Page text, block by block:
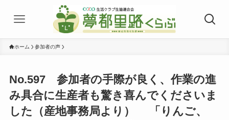
ホーム 参加者の声
No.597 参加者の手際が良く、作業の進
み具合に生産者も驚き喜んでくださいま
した（産地事務局より） 「りんご、